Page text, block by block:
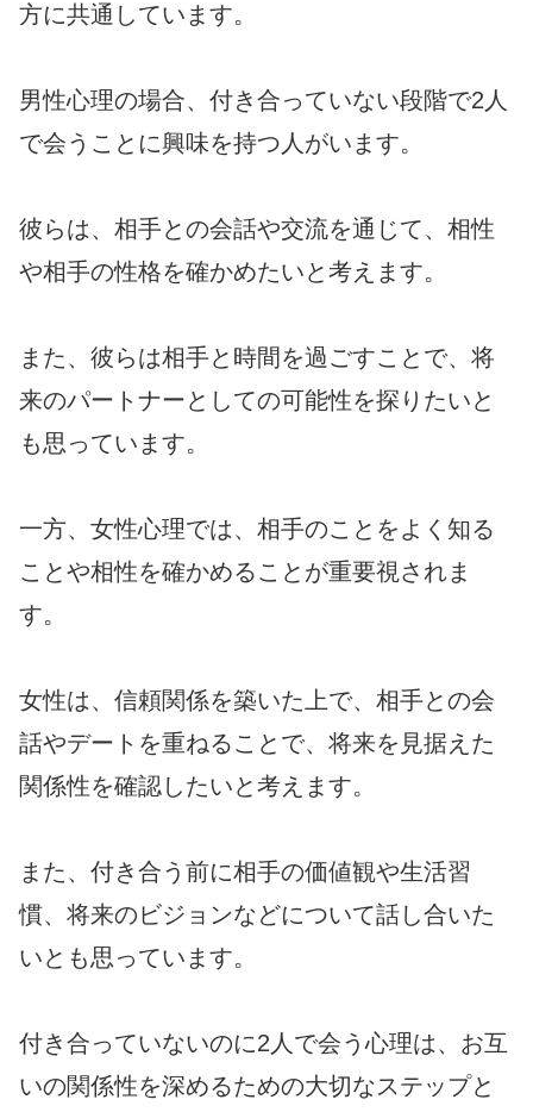
方に共通しています。
男性心理の場合、付き合っていない段階で2人
で会うことに興味を持つ人がいます。
彼らは、相手との会話や交流を通じて、相性
や相手の性格を確かめたいと考えます。
また、彼らは相手と時間を過ごすことで、将
来のパートナーとしての可能性を探りたいと
も思っています。
一方、女性心理では、相手のことをよく知る
ことや相性を確かめることが重要視されま
す。
女性は、信頼関係を築いた上で、相手との会
話やデートを重ねることで、将来を見据えた
関係性を確認したいと考えます。
また、付き合う前に相手の価値観や生活習
慣、将来のビジョンなどについて話し合いた
いとも思っています。
付き合っていないのに2人で会う心理は、お互
いの関係性を深めるための大切なステップと